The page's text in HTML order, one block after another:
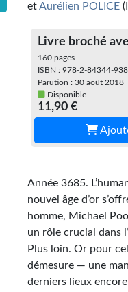
etAurélien POLICE
Livre broché
160 pages
ISBN : 978-2-84344-
Parution : 30 août 2018
Disponible
11,90 €
Année 3685.
nouvel âge d’or
homme, Michael
un rôle crucial dans
Plus loin. Or pour
démesure — une
derniers lieux